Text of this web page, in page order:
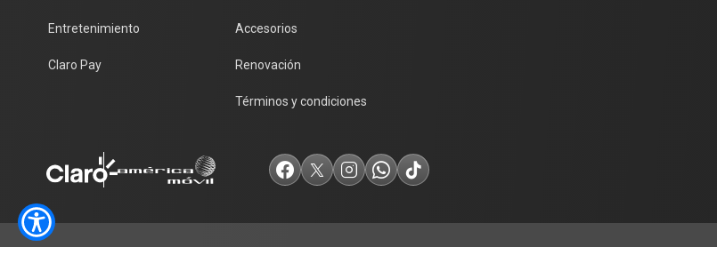
Entretenimiento
Claro Pay
Accesorios
Renovación
Términos y condiciones